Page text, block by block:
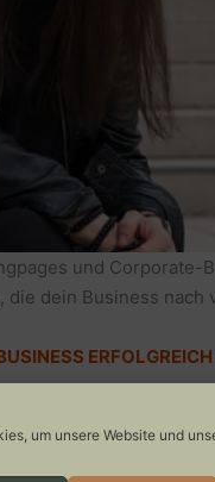
um unsere Website und
und Corporate-
die dein Business nach